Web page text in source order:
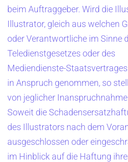
beim Auftraggeber. Wird die
Illustrator, gleich aus welchen
oder Verantwortliche im Sinne
Teledienstgesetzes oder des
Mediendienste-
in Anspruch genommen, so
von jeglicher
Soweit die
des Illustrators nach dem
ausgeschlossen oder
im Hinblick auf die Haftung